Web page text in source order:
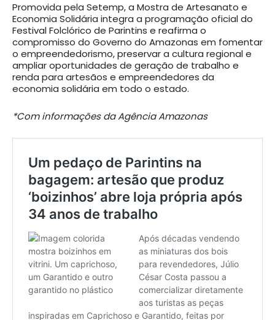
Promovida pela Setemp, a Mostra de Artesanato e
Economia Solidária integra a programação oficial do
Festival Folclórico de Parintins e reafirma o
compromisso do Governo do Amazonas em fomentar
o empreendedorismo, preservar a cultura regional e
ampliar oportunidades de geração de trabalho e
renda para artesãos e empreendedores da
economia solidária em todo o estado.
*Com informações da Agência Amazonas